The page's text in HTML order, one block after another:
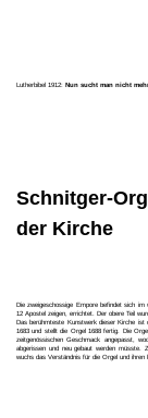
Lutherbibel 1912: Nun sucht man nicht
Schnitger-
der Kirche
Die zweigeschossige Empore befindet sich
12 Apostel zeigen, errichtet. Der obere Teil
Das berühmteste Kunstwerk dieser Kirche
1683 und stellt die Orgel 1688 fertig. Die
zeitgenössischen Geschmack angepasst,
abgerissen und neu gebaut werden müsste.
wuchs das Verständnis für die Orgel und ihren